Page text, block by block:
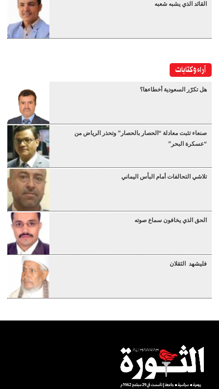
القائد الذي يشبه شعبه
آراء وكتابات
هل تكرّر السعودية أخطاءها؟
صنعاء تثبت معادلة “الحصار بالحصار” وتحذر الرياض من
“عسكرة البحر”
تلاشي التحالفات أمام البأس اليماني
الحق الذي يخافون سماع صوته
فليشهد الثقلان